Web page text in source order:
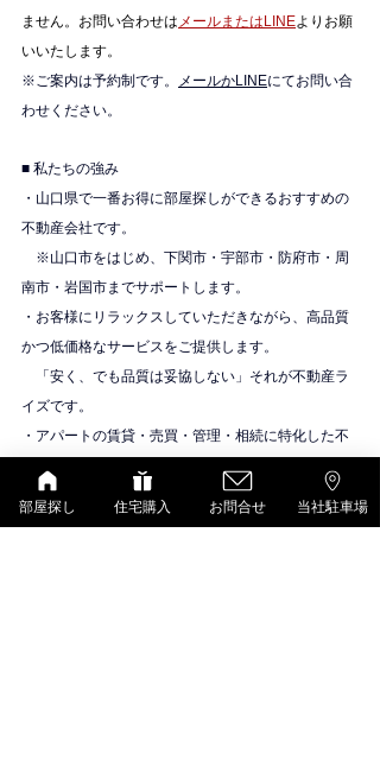
ません。お問い合わせは メールまたはLINEよりお願
いいたします。
※ご案内は予約制です。
メールかLINEにてお問い合
わせください。
■ 私たちの強み
・山口県で一番お得に部屋探しができるおすすめの
不動産会社です。
※山口市をはじめ、下関市・宇部市・防府市・周
南市・岩国市までサポートします。
・お客様にリラックスしていただきながら、高品質
かつ低価格なサービスをご提供します。
「安く、でも品質は妥協しない」それが不動産ラ
イズです。
・アパートの賃貸・売買・管理・相続に特化した不
物件紹介
D-room（大和ハウス）
部屋探し 住宅購入 お問合せ 当社駐車場